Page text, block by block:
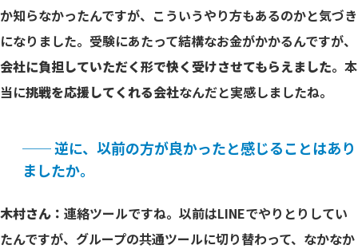
か知らなかったんですが、こういうやり方もあるのかと気づき
になりました。受験にあたって結構なお金がかかるんですが、
会社に負担していただく形で快く受けさせてもらえました。本
当に挑戦を応援してくれる会社なんだと実感しましたね。
── 逆に、以前の方が良かったと感じることはあり
ましたか。
木村さん： 連絡ツールですね。以前はLINEでやりとりしてい
たんですが、グループの共通ツールに切り替わって、なかなか